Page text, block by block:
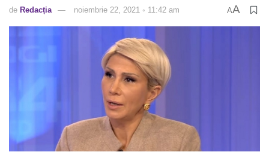
de Redacția noiembrie 22, 2021 ◦ 11:42 am AA